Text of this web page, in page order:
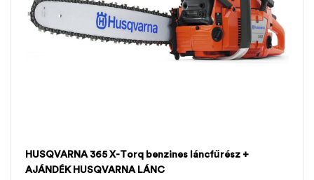
HUSQVARNA 365 X-Torq benzines láncfűrész +
AJÁNDÉK HUSQVARNA LÁNC